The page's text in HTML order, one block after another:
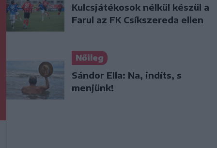
Kulcsjátékosok nélkül készül a
Farul az FK Csíkszereda ellen
Nőileg
Sándor Ella: Na, indíts, s
menjünk!